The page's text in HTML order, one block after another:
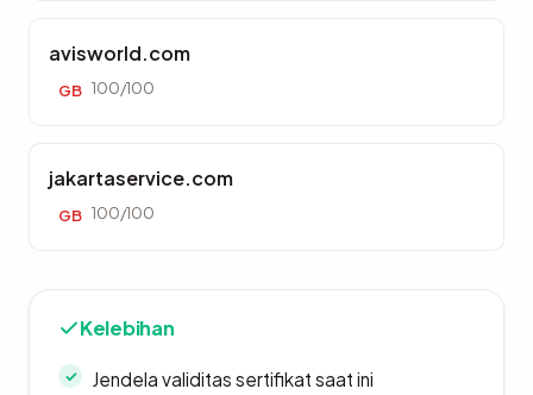
avisworld.com
GB 100/100
jakartaservice.com
GB 100/100
Kelebihan
Jendela validitas sertifikat saat ini